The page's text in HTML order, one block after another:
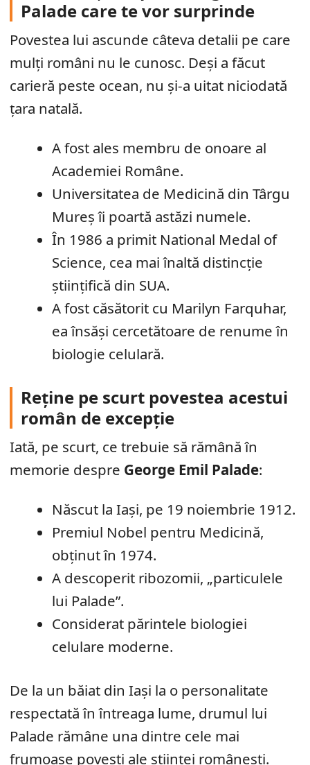
Palade care te vor surprinde
Povestea lui ascunde câteva detalii pe care
mulți români nu le cunosc. Deși a făcut
carieră peste ocean, nu și-a uitat niciodată
țara natală.
A fost ales membru de onoare al
Academiei Române.
Universitatea de Medicină din Târgu
Mureș îi poartă astăzi numele.
În 1986 a primit National Medal of
Science, cea mai înaltă distincție
științifică din SUA.
A fost căsătorit cu Marilyn Farquhar,
ea însăși cercetătoare de renume în
biologie celulară.
Reține pe scurt povestea acestui
român de excepție
Iată, pe scurt, ce trebuie să rămână în
memorie despre George Emil Palade:
Născut la Iași, pe 19 noiembrie 1912.
Premiul Nobel pentru Medicină,
obținut în 1974.
A descoperit ribozomii, „particulele
lui Palade”.
Considerat părintele biologiei
celulare moderne.
De la un băiat din Iași la o personalitate
respectată în întreaga lume, drumul lui
Palade rămâne una dintre cele mai
frumoase povești ale științei românești.